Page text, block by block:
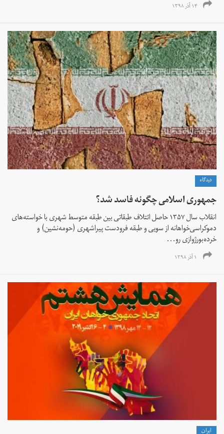
۱۴ آذر ۱۳۹۸
دیدگاه
جمهوری اسلامی چگونه فاسد شد؟
انقلاب سال ۱۳۵۷ حاصل ائتلاف طبقاتی بین طبقه متوسط شهری با خواسته‌های
دموکراسی‌خواهانه از سویی و طبقه فرودست پیراشهری (حومه‌نشین) و
خرده‌بورژوازی رو...
۱ آذر ۱۳۹۸